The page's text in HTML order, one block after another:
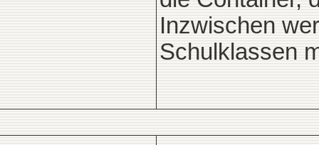
Inzwischen
Schulklassen